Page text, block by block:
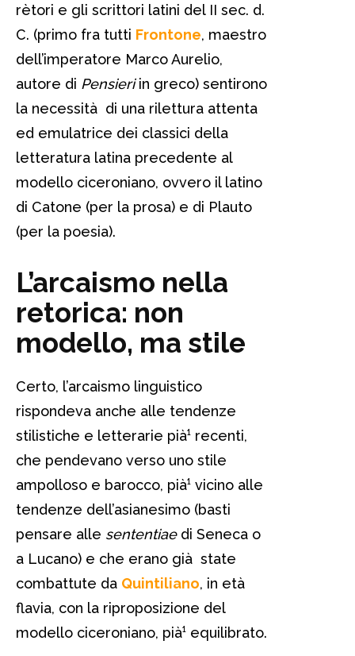
rètori e gli scrittori latini del II sec. d.
C. (primo fra tutti Frontone, maestro
dell’imperatore Marco Aurelio,
autore di Pensieriin greco) sentirono
la necessità di una rilettura attenta
ed emulatrice dei classici della
letteratura latina precedente al
modello ciceroniano, ovvero il latino
di Catone (per la prosa) e di Plauto
(per la poesia).
L’arcaismo nella
retorica: non
modello, ma stile
Certo, l’arcaismo linguistico
rispondeva anche alle tendenze
stilistiche e letterarie pià¹ recenti,
che pendevano verso uno stile
ampolloso e barocco, pià¹ vicino alle
tendenze dell’asianesimo (basti
pensare alle sententiaedi Seneca o
a Lucano) e che erano già state
combattute da Quintiliano, in età
flavia, con la riproposizione del
modello ciceroniano, pià¹ equilibrato.